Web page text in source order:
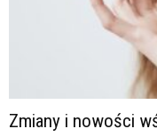
Zmiany i nowości